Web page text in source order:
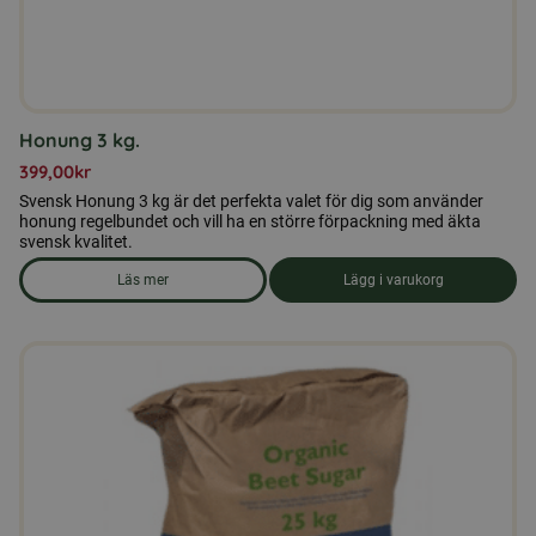
Honung 3 kg.
399,00kr
Svensk Honung 3 kg är det perfekta valet för dig som använder
honung regelbundet och vill ha en större förpackning med äkta
svensk kvalitet.
Läs mer
om produkten Honung 3 kg.
Lägg i varukorg